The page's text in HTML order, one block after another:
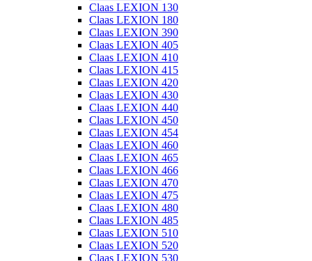
Claas LEXION 130
Claas LEXION 180
Claas LEXION 390
Claas LEXION 405
Claas LEXION 410
Claas LEXION 415
Claas LEXION 420
Claas LEXION 430
Claas LEXION 440
Claas LEXION 450
Claas LEXION 454
Claas LEXION 460
Claas LEXION 465
Claas LEXION 466
Claas LEXION 470
Claas LEXION 475
Claas LEXION 480
Claas LEXION 485
Claas LEXION 510
Claas LEXION 520
Claas LEXION 530